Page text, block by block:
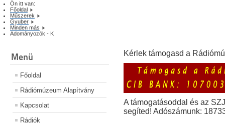
Ön itt van:
Főoldal
Műszerek
Gyuber
Minden más
Adományozók - K
Menü
Főoldal
Rádiómúzeum Alapítvány
Kapcsolat
Rádiók
Kérlek támogasd a
A támogatásoddal és az
segíted! Adószámunk: